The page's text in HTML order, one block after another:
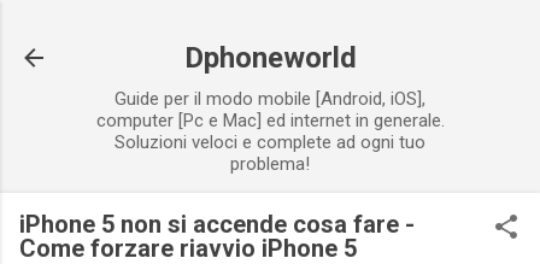
Dphoneworld
Guide per il modo mobile [Android, iOS],
computer [Pc e Mac] ed internet in generale.
Soluzioni veloci e complete ad ogni tuo
problema!
iPhone 5 non si accende cosa fare -
Come forzare riavvio iPhone 5